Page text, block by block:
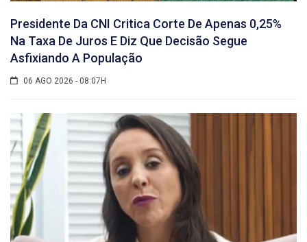
Presidente Da CNI Critica Corte De Apenas 0,25%
Na Taxa De Juros E Diz Que Decisão Segue
Asfixiando A População
06 AGO 2026 - 08:07H